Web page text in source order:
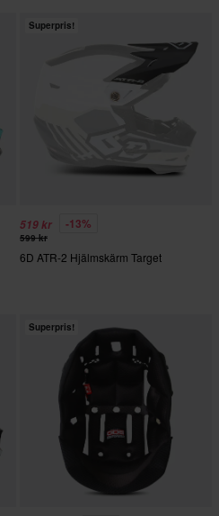
Superpris!
519 kr -13%
599 kr
6D ATR-2 Hjälmskärm Target
Superpris!